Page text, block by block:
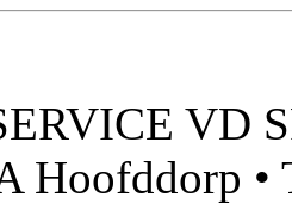
VD
Hoofddorp •